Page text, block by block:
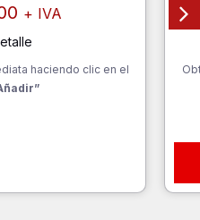
+ IVA
haciendo clic en el